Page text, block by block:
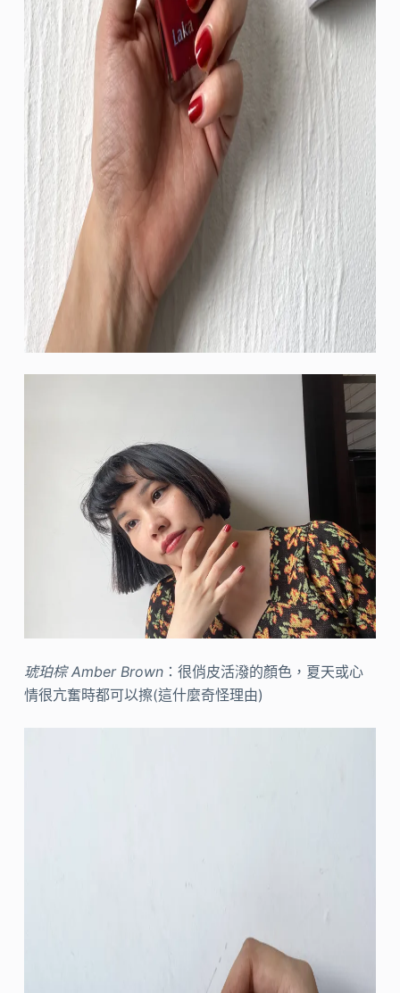
琥珀棕 Amber Brown：很俏皮活潑的顏色，夏天或心
情很亢奮時都可以擦(這什麼奇怪理由)